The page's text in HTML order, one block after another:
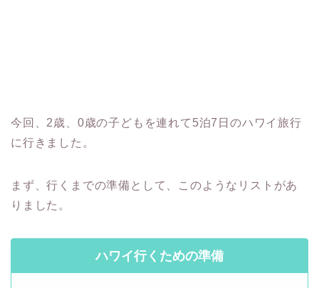
今回、2歳、0歳の子どもを連れて5泊7日のハワイ旅行
に行きました。
まず、行くまでの準備として、このようなリストがあ
りました。
ハワイ行くための準備